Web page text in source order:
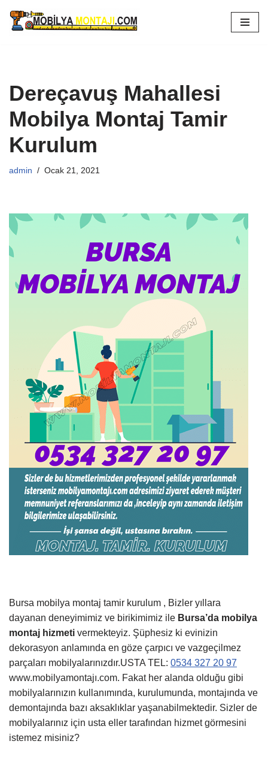
İçeriğe
Dereçavuş Mahallesi
Mobilya Montaj Tamir
Kurulum
admin Ocak 21, 2021
Bursa mobilya montaj tamir kurulum , Bizler yıllara
dayanan deneyimimiz ve birikimimiz ile Bursa’da mobilya
montaj hizmeti vermekteyiz. Şüphesiz ki evinizin
dekorasyon anlamında en göze çarpıcı ve vazgeçilmez
parçaları mobilyalarınızdır.USTA TEL: 0534 327 20 97
www.mobilyamontajı.com. Fakat her alanda olduğu gibi
mobilyalarınızın kullanımında, kurulumunda, montajında ve
demontajında bazı aksaklıklar yaşanabilmektedir. Sizler de
mobilyalarınız için usta eller tarafından hizmet görmesini
istemez misiniz?